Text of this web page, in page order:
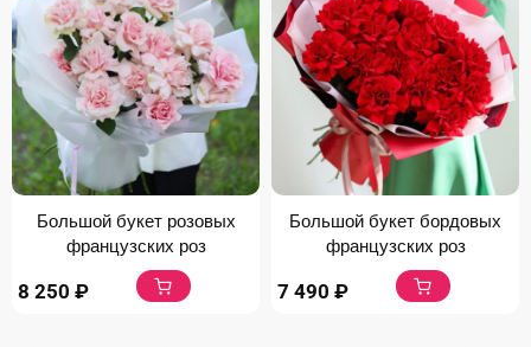
Большой букет розовых
французских роз
8 250 ₽
Большой букет бордовых
французских роз
7 490 ₽